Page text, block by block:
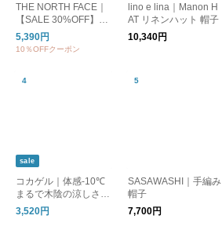
THE NORTH FACE｜
【SALE 30%OFF】HI
KE Hat ハイクハット
ストローハット ユニ
5,390円
10％OFFクーポン
lino e lina｜Manon H
AT リネンハット 帽子
10,340円
sale
コカゲル｜体感-10℃
まるで木陰の涼しさ /
ハット 帽子 【アンジ
ェ別注】
3,520円
SASAWASHI｜手編み
帽子
7,700円